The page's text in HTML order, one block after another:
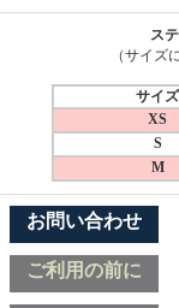
ス
（サイズ
サイズ
XS
S
M
お問い合わせ
ご利用の前に